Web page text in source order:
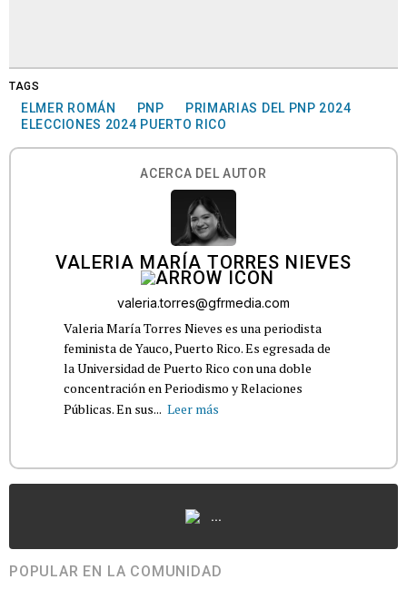
TAGS
ELMER ROMÁN PNP
PRIMARIAS DEL PNP 2024
ELECCIONES 2024 PUERTO RICO
ACERCA DEL AUTOR
VALERIA MARÍA TORRES NIEVES
valeria.torres@gfrmedia.com
Valeria María Torres Nieves es una periodista
feminista de Yauco, Puerto Rico. Es egresada de
la Universidad de Puerto Rico con una doble
concentración en Periodismo y Relaciones
Públicas. En sus... Leer más
...
POPULAR EN LA COMUNIDAD